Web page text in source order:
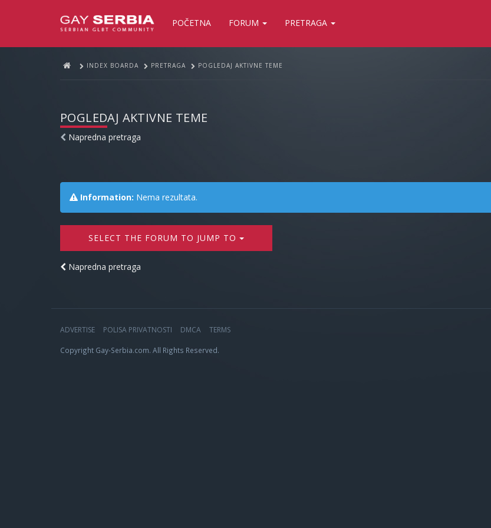
POČETNA FORUM PRETRAGA
INDEX BOARDA PRETRAGA POGLEDAJ AKTIVNE TEME
POGLEDAJ AKTIVNE TEME
Napredna pretraga
Information: Nema rezultata.
SELECT THE FORUM TO JUMP TO
Napredna pretraga
ADVERTISE POLISA PRIVATNOSTI DMCA TERMS
Copyright Gay-Serbia.com. All Rights Reserved.